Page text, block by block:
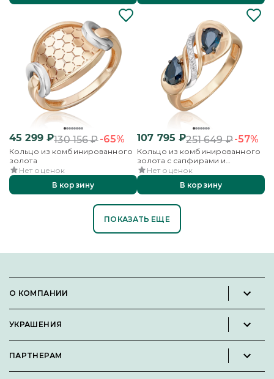
45 299₽130 156₽-65%
Кольцо из комбинированного
золота
Нет оценок
В корзину
107 795 ₽251 649₽-57%
Кольцо из комбинированного
золота с сапфирами и
бриллиантами
Нет оценок
В корзину
ПОКАЗАТЬ ЕЩЕ
О КОМПАНИИ
Вакансии
УКРАШЕНИЯ
Кольца
ПАРТНЕРАМ